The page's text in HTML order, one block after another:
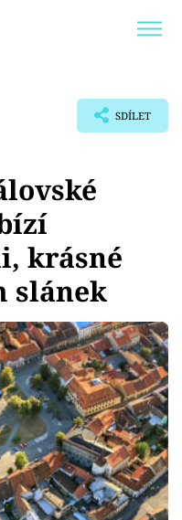
SDÍLET
krásné
slánek